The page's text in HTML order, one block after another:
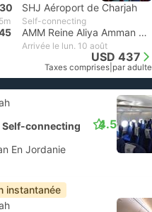
SHJ Aéroport de Charjah
Self-connecting
AMM Reine Aliya Amman En Jordanie
Arrivée le lun. 10 août
USD 437
Taxes comprises par adulte
Self-connecting
En Jordanie
4.5
instantanée